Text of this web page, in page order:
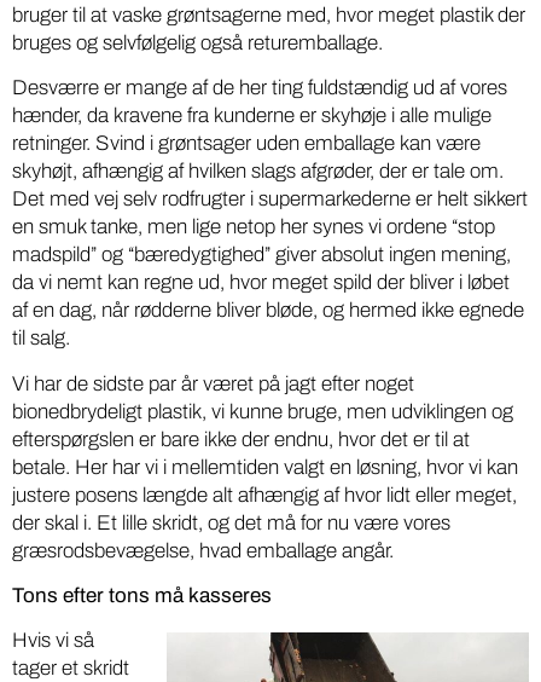
bruger til at vaske grøntsagerne med, hvor meget plastik der
bruges og selvfølgelig også returemballage.
Desværre er mange af de her ting fuldstændig ud af vores
hænder, da kravene fra kunderne er skyhøje i alle mulige
retninger. Svind i grøntsager uden emballage kan være
skyhøjt, afhængig af hvilken slags afgrøder, der er tale om.
Det med vej selv rodfrugter i supermarkederne er helt sikkert
en smuk tanke, men lige netop her synes vi ordene “stop
madspild” og “bæredygtighed” giver absolut ingen mening,
da vi nemt kan regne ud, hvor meget spild der bliver i løbet
af en dag, når rødderne bliver bløde, og hermed ikke egnede
til salg.
Vi har de sidste par år været på jagt efter noget
bionedbrydeligt plastik, vi kunne bruge, men udviklingen og
efterspørgslen er bare ikke der endnu, hvor det er til at
betale. Her har vi i mellemtiden valgt en løsning, hvor vi kan
justere posens længde alt afhængig af hvor lidt eller meget,
der skal i. Et lille skridt, og det må for nu være vores
græsrodsbevægelse, hvad emballage angår.
Tons efter tons må kasseres
Hvis vi så
tager et skridt